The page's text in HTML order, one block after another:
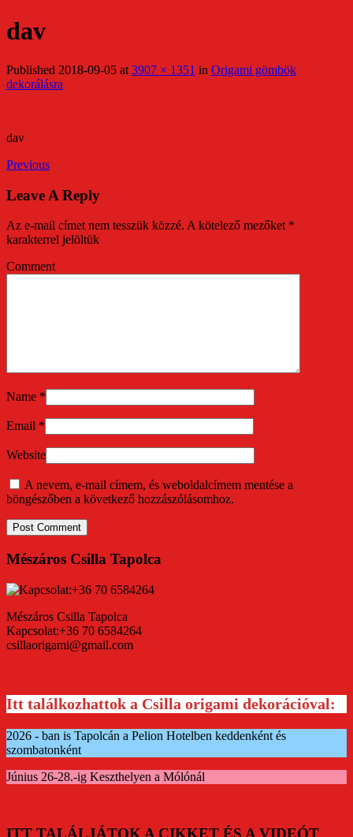
dav
Published 2018-09-05 at 3907 × 1351 in Origami gömbök
dekorálásra
dav
Previous
Leave A Reply
Az e-mail címet nem tesszük közzé. A kötelező mezőket *
karakterrel jelöltük
Comment
Name *
Email *
Website
A nevem, e-mail címem, és weboldalcímem mentése a
böngészőben a következő hozzászólásomhoz.
Mészáros Csilla Tapolca
Mészáros Csilla Tapolca
Kapcsolat:+36 70 6584264
csillaorigami@gmail.com
Itt találkozhattok a Csilla origami dekorációval:
2026 - ban is Tapolcán a Pelion Hotelben keddenként és
szombatonként
Június 26-28.-ig Keszthelyen a Mólónál